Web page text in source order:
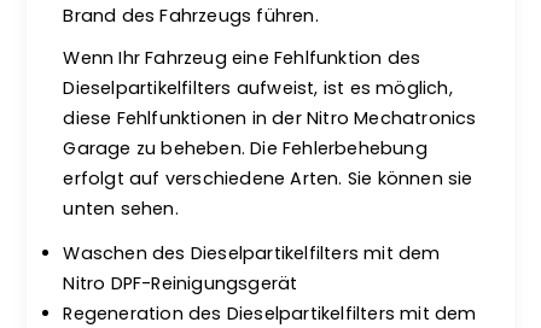
Brand des Fahrzeugs führen.
Wenn Ihr Fahrzeug eine Fehlfunktion des
Dieselpartikelfilters aufweist, ist es möglich,
diese Fehlfunktionen in der Nitro Mechatronics
Garage zu beheben. Die Fehlerbehebung
erfolgt auf verschiedene Arten. Sie können sie
unten sehen.
Waschen des Dieselpartikelfilters mit dem
Nitro DPF-Reinigungsgerät
Regeneration des Dieselpartikelfilters mit dem